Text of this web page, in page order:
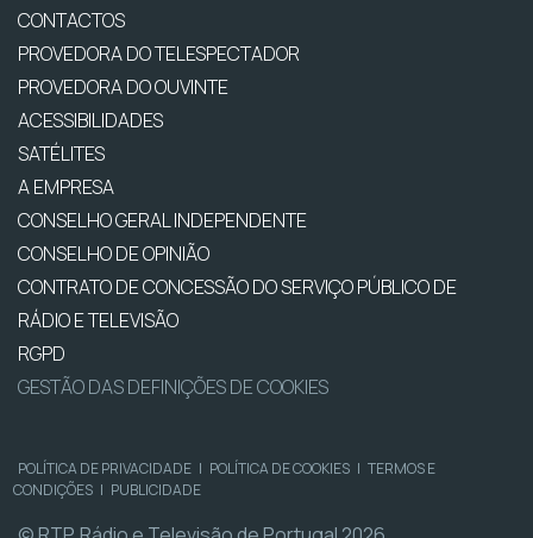
CONTACTOS
PROVEDORA DO TELESPECTADOR
PROVEDORA DO OUVINTE
ACESSIBILIDADES
SATÉLITES
A EMPRESA
CONSELHO GERAL INDEPENDENTE
CONSELHO DE OPINIÃO
CONTRATO DE CONCESSÃO DO SERVIÇO PÚBLICO DE
RÁDIO E TELEVISÃO
RGPD
GESTÃO DAS DEFINIÇÕES DE COOKIES
POLÍTICA DE PRIVACIDADE | POLÍTICA DE COOKIES | TERMOS E
CONDIÇÕES | PUBLICIDADE